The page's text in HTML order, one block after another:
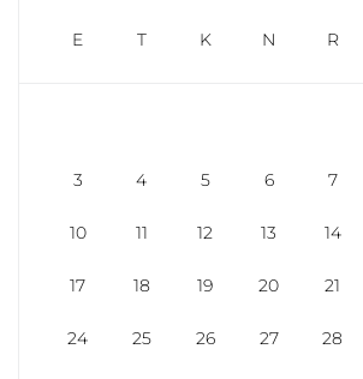
E T K N R
3 4 5 6 7
10 11 12 13 14
17 18 19 20 21
24 25 26 27 28